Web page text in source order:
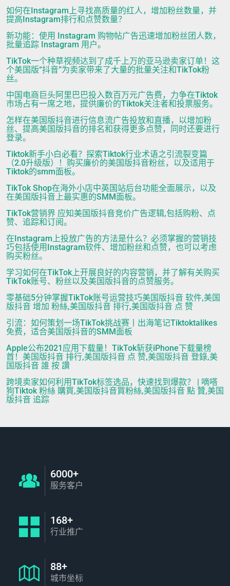
如何在Instagram上寻找高质量的红人，增加粉丝数量，并
提高Instagram排行和点赞数量？
新功能：使用 Instagram 购物帖广告迅速增加粉丝团人数，
批量追踪 Instagram 用户。
TikTok一个种草视频达到了成千上万的亚马逊卖家订单！这
个美国版“抖音”为卖家带来了大量的批量关注和TikTok粉
丝。
中国电商巨头阿里巴巴投入数百万元广告费，力争在Tiktok
市场占有一席之地，提供廉价的Tiktok关注者和投票服务。
怎样在美国版抖音进行信息流广告投放和直播，以增加粉
丝、提高美国版抖音的排名和获得更多点赞，同时还要进行
登录。
Tiktok新手小白必看？探索Tiktok行业术语之引流裂变篇
（2.0升级版）！购买廉价的美国版抖音粉丝，以及适用于
Tiktok的smm面板。
TikTok Shop在海外小店中英国站后台功能全面展示，以及
在美国版抖音上最实惠的SMM面板。
TikTok营销界 应知美国版抖音竞价广告逻辑,包括购粉、点
赞、追踪和订阅。
在Instagram上投放广告的方法是什么？必须掌握的营销技
巧包括使用Instagram软件、增加粉丝和点赞，也可以考虑
购买粉丝。
学习如何在TikTok上开展良好的内容营销，并了解有关购买
TikTok账号、粉丝以及美国版抖音的点赞服务。
零基础5分钟掌握TikTok账号运营技巧美国版抖音 软件,美国
版抖音 增加 粉絲,美国版抖音 排行,美国版抖音 点 赞
引流：如何策划一场TikTok挑战赛丨出海笔记Tiktoktalikes
免费，适合美国版抖音的SMM面板
Apple公布2021应用下载量！TikTok斩获iPhone下载量榜
首！美国版抖音 排行,美国版抖音 点 赞,美国版抖音 登錄,美
国版抖音 誰 按 讚
跨境卖家如何利用TikTok标签选品，快速找到爆款？ | 嘀嗒
狗Tiktok 粉絲 購買,美国版抖音買粉絲,美国版抖音 點 贊,美国
版抖音 追踪
6000+
服务客户
168+
行业推广
88+
城市坐标